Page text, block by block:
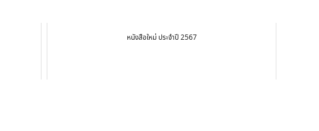
หนังสือใหม่ ประจำปี 2567